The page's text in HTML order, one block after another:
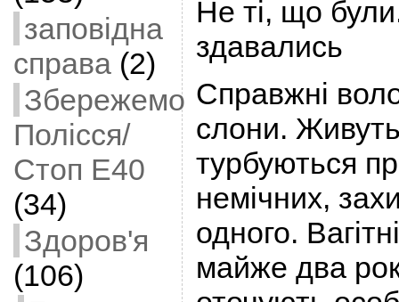
заповідна
справа(2)
Збережемо
Полісся/
Стоп Е40
(34)
Здоров'я
(106)
Не ті, що
здавались
Справжні
слони.
турбуються
немічних,
одного.
майже два